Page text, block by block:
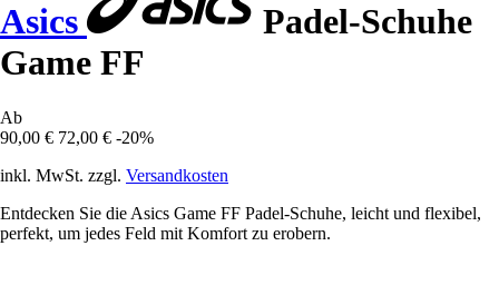
Asics
Padel-Schuhe
Game FF
Ab
90,00 € 72,00 € -20%
inkl. MwSt. zzgl. Versandkosten
Entdecken Sie die Asics Game FF Padel-Schuhe, leicht und flexibel,
perfekt, um jedes Feld mit Komfort zu erobern.